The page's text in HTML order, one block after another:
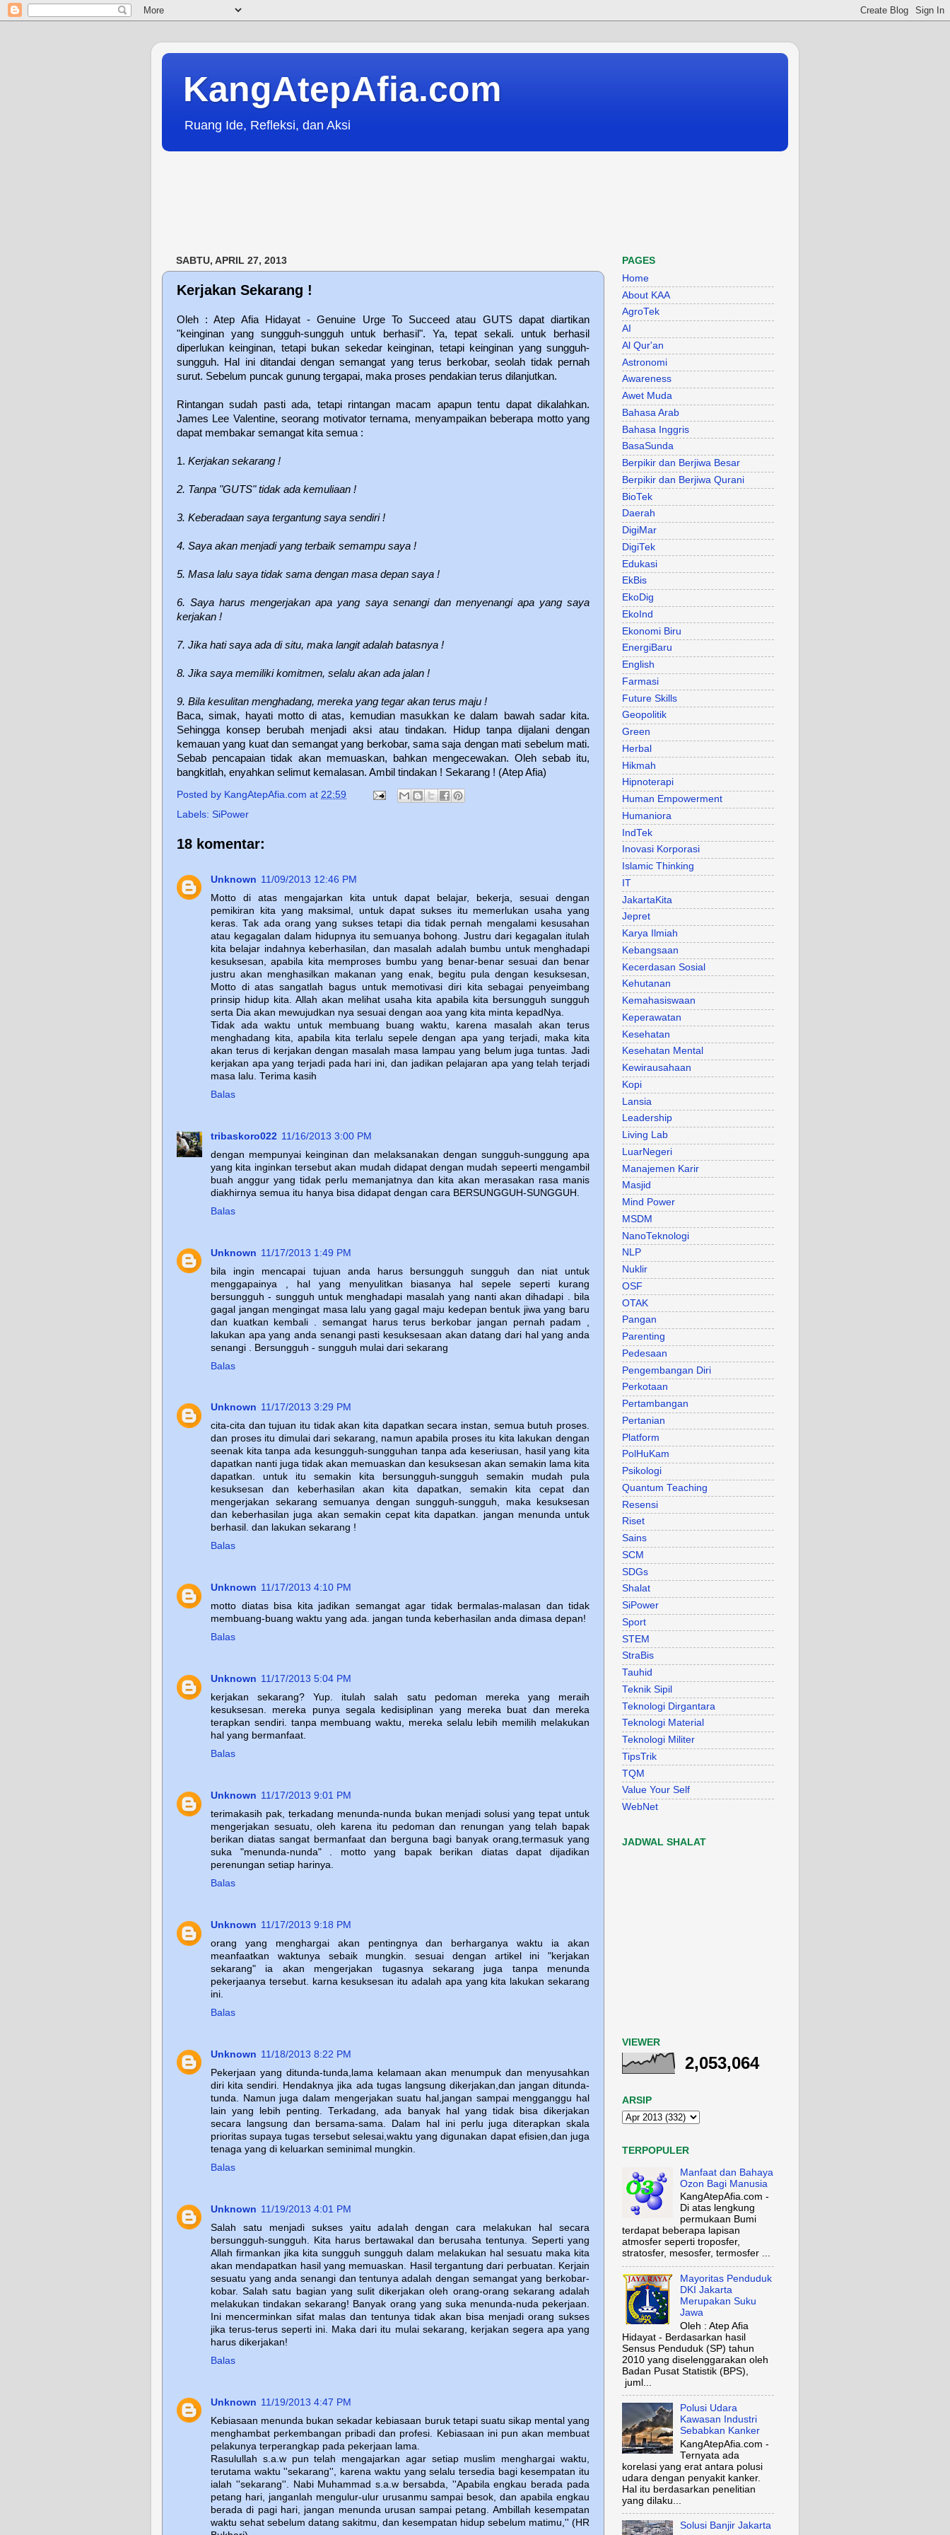
KangAtepAfia.com
Ruang Ide, Refleksi, dan Aksi
SABTU, APRIL 27, 2013
Kerjakan Sekarang !
Oleh : Atep Afia Hidayat - Genuine Urge To Succeed atau GUTS dapat diartikan
"keinginan yang sungguh-sungguh untuk berhasil". Ya, tepat sekali. untuk berhasil
diperlukan keinginan, tetapi bukan sekedar keinginan, tetapi keinginan yang sungguh-
sungguh. Hal ini ditandai dengan semangat yang terus berkobar, seolah tidak pernah
surut. Sebelum puncak gunung tergapai, maka proses pendakian terus dilanjutkan.
Rintangan sudah pasti ada, tetapi rintangan macam apapun tentu dapat dikalahkan.
James Lee Valentine, seorang motivator ternama, menyampaikan beberapa motto yang
dapat membakar semangat kita semua :
1. Kerjakan sekarang !
2. Tanpa "GUTS" tidak ada kemuliaan !
3. Keberadaan saya tergantung saya sendiri !
4. Saya akan menjadi yang terbaik semampu saya !
5. Masa lalu saya tidak sama dengan masa depan saya !
6. Saya harus mengerjakan apa yang saya senangi dan menyenangi apa yang saya
kerjakan !
7. Jika hati saya ada di situ, maka langit adalah batasnya !
8. Jika saya memiliki komitmen, selalu akan ada jalan !
9. Bila kesulitan menghadang, mereka yang tegar akan terus maju !
Baca, simak, hayati motto di atas, kemudian masukkan ke dalam bawah sadar kita.
Sehingga konsep berubah menjadi aksi atau tindakan. Hidup tanpa dijalani dengan
kemauan yang kuat dan semangat yang berkobar, sama saja dengan mati sebelum mati.
Sebab pencapaian tidak akan memuaskan, bahkan mengecewakan. Oleh sebab itu,
bangkitlah, enyahkan selimut kemalasan. Ambil tindakan ! Sekarang ! (Atep Afia)
Posted by KangAtepAfia.com at 22:59
Labels: SiPower
18 komentar:
Unknown 11/09/2013 12:46 PM
Motto di atas mengajarkan kita untuk dapat belajar, bekerja, sesuai dengan
pemikiran kita yang maksimal, untuk dapat sukses itu memerlukan usaha yang
keras. Tak ada orang yang sukses tetapi dia tidak pernah mengalami kesusahan
atau kegagalan dalam hidupnya itu semuanya bohong. Justru dari kegagalan itulah
kita belajar indahnya keberhasilan, dan masalah adalah bumbu untuk menghadapi
kesuksesan, apabila kita memproses bumbu yang benar-benar sesuai dan benar
justru akan menghasilkan makanan yang enak, begitu pula dengan kesuksesan,
Motto di atas sangatlah bagus untuk memotivasi diri kita sebagai penyeimbang
prinsip hidup kita. Allah akan melihat usaha kita apabila kita bersungguh sungguh
serta Dia akan mewujudkan nya sesuai dengan aoa yang kita minta kepadNya.
Tidak ada waktu untuk membuang buang waktu, karena masalah akan terus
menghadang kita, apabila kita terlalu sepele dengan apa yang terjadi, maka kita
akan terus di kerjakan dengan masalah masa lampau yang belum juga tuntas. Jadi
kerjakan apa yang terjadi pada hari ini, dan jadikan pelajaran apa yang telah terjadi
masa lalu. Terima kasih
Balas
tribaskoro022 11/16/2013 3:00 PM
dengan mempunyai keinginan dan melaksanakan dengan sungguh-sunggung apa
yang kita inginkan tersebut akan mudah didapat dengan mudah sepeerti mengambil
buah anggur yang tidak perlu memanjatnya dan kita akan merasakan rasa manis
diakhirnya semua itu hanya bisa didapat dengan cara BERSUNGGUH-SUNGGUH.
Balas
Unknown 11/17/2013 1:49 PM
bila ingin mencapai tujuan anda harus bersungguh sungguh dan niat untuk
menggapainya , hal yang menyulitkan biasanya hal sepele seperti kurang
bersungguh - sungguh untuk menghadapi masalah yang nanti akan dihadapi . bila
gagal jangan mengingat masa lalu yang gagal maju kedepan bentuk jiwa yang baru
dan kuatkan kembali . semangat harus terus berkobar jangan pernah padam ,
lakukan apa yang anda senangi pasti kesuksesaan akan datang dari hal yang anda
senangi . Bersungguh - sungguh mulai dari sekarang
Balas
Unknown 11/17/2013 3:29 PM
cita-cita dan tujuan itu tidak akan kita dapatkan secara instan, semua butuh proses.
dan proses itu dimulai dari sekarang, namun apabila proses itu kita lakukan dengan
seenak kita tanpa ada kesungguh-sungguhan tanpa ada keseriusan, hasil yang kita
dapatkan nanti juga tidak akan memuaskan dan kesuksesan akan semakin lama kita
dapatkan. untuk itu semakin kita bersungguh-sungguh semakin mudah pula
kesuksesan dan keberhasilan akan kita dapatkan, semakin kita cepat dan
mengerjakan sekarang semuanya dengan sungguh-sungguh, maka kesuksesan
dan keberhasilan juga akan semakin cepat kita dapatkan. jangan menunda untuk
berhasil. dan lakukan sekarang !
Balas
Unknown 11/17/2013 4:10 PM
motto diatas bisa kita jadikan semangat agar tidak bermalas-malasan dan tidak
membuang-buang waktu yang ada. jangan tunda keberhasilan anda dimasa depan!
Balas
Unknown 11/17/2013 5:04 PM
kerjakan sekarang? Yup. itulah salah satu pedoman mereka yang meraih
kesuksesan. mereka punya segala kedisiplinan yang mereka buat dan mereka
terapkan sendiri. tanpa membuang waktu, mereka selalu lebih memilih melakukan
hal yang bermanfaat.
Balas
Unknown 11/17/2013 9:01 PM
terimakasih pak, terkadang menunda-nunda bukan menjadi solusi yang tepat untuk
mengerjakan sesuatu, oleh karena itu pedoman dan renungan yang telah bapak
berikan diatas sangat bermanfaat dan berguna bagi banyak orang,termasuk yang
suka "menunda-nunda" . motto yang bapak berikan diatas dapat dijadikan
perenungan setiap harinya.
Balas
Unknown 11/17/2013 9:18 PM
orang yang menghargai akan pentingnya dan berharganya waktu ia akan
meanfaatkan waktunya sebaik mungkin. sesuai dengan artikel ini "kerjakan
sekarang" ia akan mengerjakan tugasnya sekarang juga tanpa menunda
pekerjaanya tersebut. karna kesuksesan itu adalah apa yang kita lakukan sekarang
ini.
Balas
Unknown 11/18/2013 8:22 PM
Pekerjaan yang ditunda-tunda,lama kelamaan akan menumpuk dan menyusahkan
diri kita sendiri. Hendaknya jika ada tugas langsung dikerjakan,dan jangan ditunda-
tunda. Namun juga dalam mengerjakan suatu hal,jangan sampai mengganggu hal
lain yang lebih penting. Terkadang, ada banyak hal yang tidak bisa dikerjakan
secara langsung dan bersama-sama. Dalam hal ini perlu juga diterapkan skala
prioritas supaya tugas tersebut selesai,waktu yang digunakan dapat efisien,dan juga
tenaga yang di keluarkan seminimal mungkin.
Balas
Unknown 11/19/2013 4:01 PM
Salah satu menjadi sukses yaitu adalah dengan cara melakukan hal secara
bersungguh-sungguh. Kita harus bertawakal dan berusaha tentunya. Seperti yang
Allah firmankan jika kita sungguh sungguh dalam melakukan hal sesuatu maka kita
akan mendapatkan hasil yang memuaskan. Hasil tergantung dari perbuatan. Kerjain
sesuatu yang anda senangi dan tentunya adalah dengan semangat yang berkobar-
kobar. Salah satu bagian yang sulit dikerjakan oleh orang-orang sekarang adalah
melakukan tindakan sekarang! Banyak orang yang suka menunda-nuda pekerjaan.
Ini mencerminkan sifat malas dan tentunya tidak akan bisa menjadi orang sukses
jika terus-terus seperti ini. Maka dari itu mulai sekarang, kerjakan segera apa yang
harus dikerjakan!
Balas
Unknown 11/19/2013 4:47 PM
Kebiasaan menunda bukan sekadar kebiasaan buruk tetapi suatu sikap mental yang
menghambat perkembangan pribadi dan profesi. Kebiasaan ini pun akan membuat
pelakunya terperangkap pada pekerjaan lama.
Rasulullah s.a.w pun telah mengajarkan agar setiap muslim menghargai waktu,
terutama waktu ''sekarang'', karena waktu yang selalu tersedia bagi kesempatan itu
ialah ''sekarang''. Nabi Muhammad s.a.w bersabda, ''Apabila engkau berada pada
petang hari, janganlah mengulur-ulur urusanmu sampai besok, dan apabila engkau
berada di pagi hari, jangan menunda urusan sampai petang. Ambillah kesempatan
waktu sehat sebelum datang sakitmu, dan kesempatan hidup sebelum matimu,'' (HR
PAGES
Home
About KAA
AgroTek
AI
Al Qur'an
Astronomi
Awareness
Awet Muda
Bahasa Arab
Bahasa Inggris
BasaSunda
Berpikir dan Berjiwa Besar
Berpikir dan Berjiwa Qurani
BioTek
Daerah
DigiMar
DigiTek
Edukasi
EkBis
EkoDig
EkoInd
Ekonomi Biru
EnergiBaru
English
Farmasi
Future Skills
Geopolitik
Green
Herbal
Hikmah
Hipnoterapi
Human Empowerment
Humaniora
IndTek
Inovasi Korporasi
Islamic Thinking
IT
JakartaKita
Jepret
Karya Ilmiah
Kebangsaan
Kecerdasan Sosial
Kehutanan
Kemahasiswaan
Keperawatan
Kesehatan
Kesehatan Mental
Kewirausahaan
Kopi
Lansia
Leadership
Living Lab
LuarNegeri
Manajemen Karir
Masjid
Mind Power
MSDM
NanoTeknologi
NLP
Nuklir
OSF
OTAK
Pangan
Parenting
Pedesaan
Pengembangan Diri
Perkotaan
Pertambangan
Pertanian
Platform
PolHuKam
Psikologi
Quantum Teaching
Resensi
Riset
Sains
SCM
SDGs
Shalat
SiPower
Sport
STEM
StraBis
Tauhid
Teknik Sipil
Teknologi Dirgantara
Teknologi Material
Teknologi Militer
TipsTrik
TQM
Value Your Self
WebNet
JADWAL SHALAT
VIEWER
2,053,064
ARSIP
TERPOPULER
Manfaat dan Bahaya
Ozon Bagi Manusia
KangAtepAfia.com -
Di atas lengkung
permukaan Bumi
terdapat beberapa lapisan
atmosfer seperti troposfer,
stratosfer, mesosfer, termosfer ...
Mayoritas Penduduk
DKI Jakarta
Merupakan Suku
Jawa
Oleh : Atep Afia
Hidayat - Berdasarkan hasil
Sensus Penduduk (SP) tahun
2010 yang diselenggarakan oleh
Badan Pusat Statistik (BPS),
juml...
Polusi Udara
Kawasan Industri
Sebabkan Kanker
KangAtepAfia.com -
Ternyata ada
korelasi yang erat antara polusi
udara dengan penyakit kanker.
Hal itu berdasarkan penelitian
yang dilaku...
Solusi Banjir Jakarta